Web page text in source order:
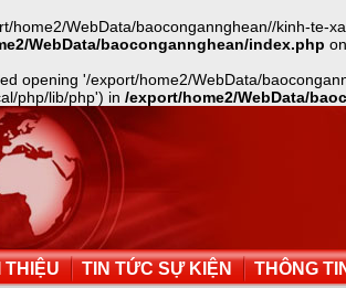
home2/WebData/baocongannghean//kinh-te-
WebData/baocongannghean/index.php
opening '/export/home2/WebData/
php/lib/php') in /export/home2/WebData/
THIỆU TIN TỨC SỰ KIỆN THÔNG